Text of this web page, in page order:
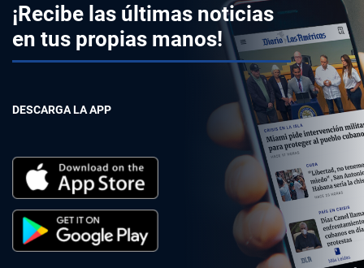
¡Recibe las últimas noticias
en tus propias manos!
DESCARGA LA APP